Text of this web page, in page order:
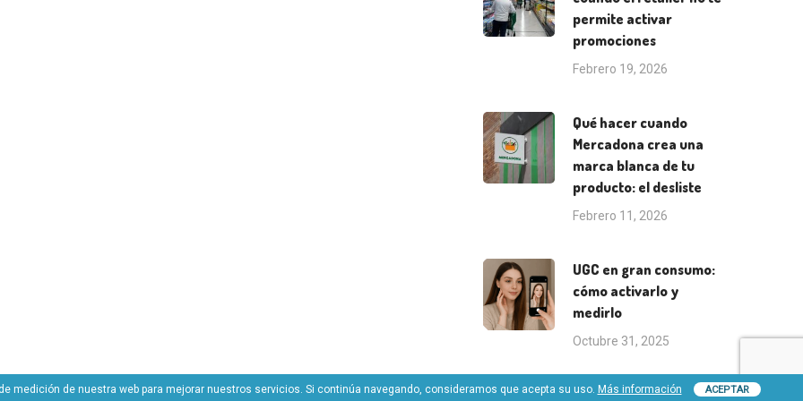
permite activar
promociones
Febrero 19, 2026
Qué hacer cuando
Mercadona crea una
marca blanca de tu
producto: el desliste
Febrero 11, 2026
UGC en gran consumo:
cómo activarlo y
medirlo
Octubre 31, 2025
medición de nuestra web para mejorar nuestros servicios. Si continúa navegando, consideramos que acepta su uso. Más información ACEPTAR